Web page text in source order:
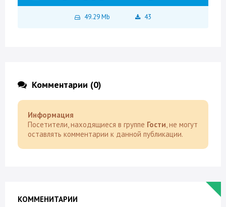
49.29 Mb 43
Комментарии (0)
Информация
Посетители, находящиеся в группе Гости, не могут
оставлять комментарии к данной публикации.
КОММЕНИТАРИИ